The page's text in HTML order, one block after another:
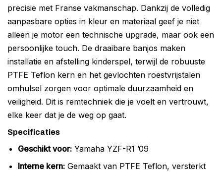
precisie met Franse vakmanschap. Dankzij de volledig
aanpasbare opties in kleur en materiaal geef je niet
alleen je motor een technische upgrade, maar ook een
persoonlijke touch. De draaibare banjos maken
installatie en afstelling kinderspel, terwijl de robuuste
PTFE Teflon kern en het gevlochten roestvrijstalen
omhulsel zorgen voor optimale duurzaamheid en
veiligheid. Dit is remtechniek die je voelt en vertrouwt,
elke keer dat je de weg op gaat.
Specificaties
Geschikt voor:Yamaha YZF-R1 ’09
Interne kern:Gemaakt van PTFE Teflon, versterkt